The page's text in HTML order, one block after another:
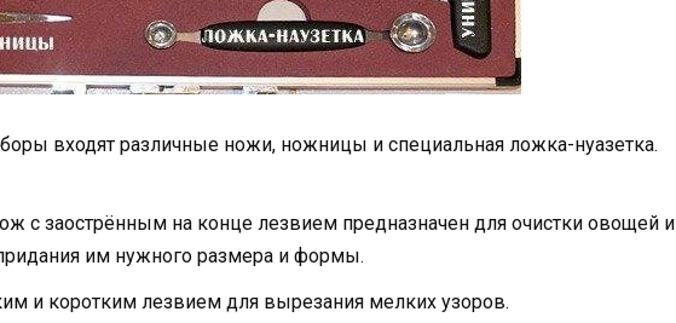
входят различные ножи, ножницы и специальная ложка-нуазетка.
с заострённым на конце лезвием предназначен для очистки овощей и
им нужного размера и формы.
и коротким лезвием для вырезания мелких узоров.